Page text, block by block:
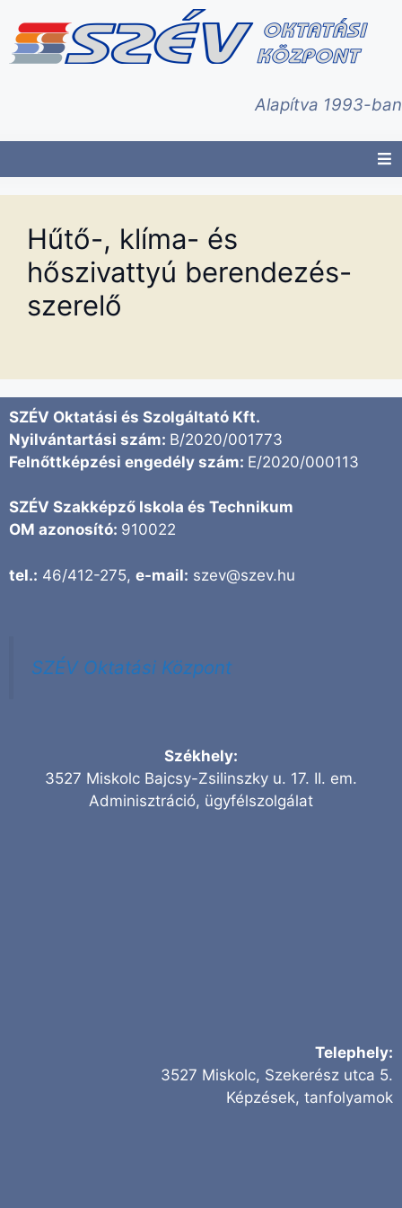
Alapítva 1993-ban
Hűtő-, klíma- és
hőszivattyú berendezés-
szerelő
SZÉV Oktatási és Szolgáltató Kft.
Nyilvántartási szám: B/2020/001773
Felnőttképzési engedély szám: E/2020/000113
SZÉV Szakképző Iskola és Technikum
OM azonosító: 910022
tel.: 46/412-275, e-mail: szev@szev.hu
SZÉV Oktatási Központ
Székhely:
3527 Miskolc Bajcsy-Zsilinszky u. 17. II. em.
Adminisztráció, ügyfélszolgálat
Telephely:
3527 Miskolc, Szekerész utca 5.
Képzések, tanfolyamok